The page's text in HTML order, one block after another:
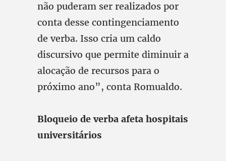
não puderam ser realizados por
conta desse contingenciamento
de verba. Isso cria um caldo
discursivo que permite diminuir a
alocação de recursos para o
próximo ano”, conta Romualdo.
Bloqueio de verba afeta hospitais
universitários